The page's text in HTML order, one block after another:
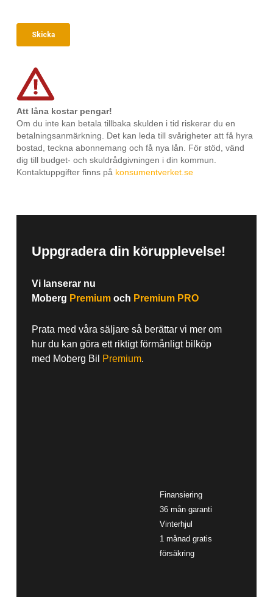
Att låna kostar pengar!
Om du inte kan betala tillbaka skulden i tid riskerar du en
betalningsanmärkning. Det kan leda till svårigheter att få hyra
bostad, teckna abonnemang och få nya lån. För stöd, vänd
dig till budget- och skuldrådgivningen i din kommun.
Kontaktuppgifter finns på konsumentverket.se
Uppgradera din körupplevelse!
Vi lanserar nu
Moberg Premiumoch Premium PRO
Prata med våra säljare så berättar vi mer om
hur du kan göra ett riktigt förmånligt bilköp
med Moberg Bil
Premium.
Finansiering
36 mån garanti
Vinterhjul
1 månad gratis
försäkring